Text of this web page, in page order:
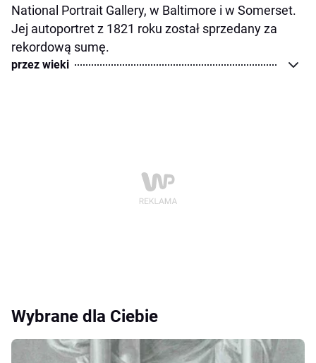
National Portrait Gallery, w Baltimore i w Somerset.
Jej autoportret z 1821 roku został sprzedany za
rekordową sumę.
przez wieki
Wybrane dla Ciebie